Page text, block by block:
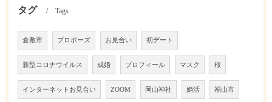
タグ Tags
倉敷市 プロポーズ お見合い 初デート
新型コロナウイルス 成婚 プロフィール マスク 桜
インターネットお見合い ZOOM 岡山神社 婚活 福山市